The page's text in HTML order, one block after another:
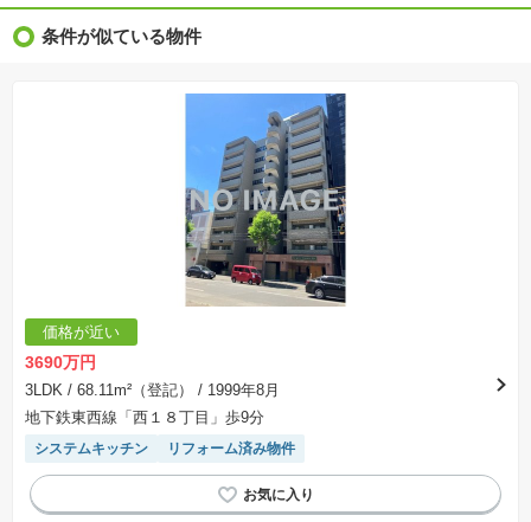
※価格更新：物件価格が変更された日から１週間表示されます。
※建築条件土地の情報内に掲載されている、建物プラン例は、土地購入者の設計プランの参考
の一例であって、プランの採用可否は任意です。
※土地（建築条件なし）で「建物プラン例」が表記してある時、そのプラン例は特定の建築請
負会社によるもので、当該建築請負会社以外で建てた場合、同様のものが同価格で建てられる
とは限りません。また建築請負会社を特定するものではありません。
※建築条件付き土地とは、その土地に建築する建物の建築請負契約が、一定期間内に成立する
ことを条件として売買される土地のことをいいます。建築請負契約成立に向けて設計プランを
協議するため、土地購入者が自己の希望する建物の設計協議をするために必要な相当の期間の
交渉期間が設定され、その期間内で希望を満たすプランが実現できたかどうかにより結論を出
します。なお、この期間は概ね3ヶ月程度とされています。納得のいくプランが出来ず、建築請
負契約が成立しない場合、土地売買契約は白紙に戻り、土地契約にかかった代金（土地代金、
手付金など）は名目のいかんに関わらず、全て返却されます。
※課税対象物件の「価格」や「費用等」は消費税込みの「総額表示」で統一しています。
※「本体価格」とは、課税対象物件においては「消費税を除いた建物価格」と「土地価格」の
合計額を指します。
表示されておりません。
※取引にかかる費用：物件の契約手続き、決済、引き渡し時にかかる費用を表示しています。
不動産会社によって表記有無が異なるため、ご自身で十分な確認をしていただくようにお願い
いたします。
場合があります。
条件が似ている物件
価格が近い
3690万円
3LDK / 68.11m²（登記）
/ 1999年8月
地下鉄東西線「西１８丁目」歩9分
システムキッチン リフォーム済み物件